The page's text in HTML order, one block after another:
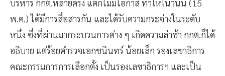
บริหาร กกต.หลายครั้ง แต่ก็ไม่มีโอกาส ทำให้ในวันนี้ (15
พ.ค.) ได้มีการสื่อสารกัน และได้รับความกระจ่างในระดับ
หนึ่ง ซึ่งที่ผ่านมากระบวนการต่าง ๆ เกิดความล่าช้า กกต.ก็ได้
อธิบาย แต่ร้อยตำรวจเอกชนินทร์ น้อยเล็ก รองเลขาธิการ
คณะกรรมการการเลือกตั้ง เป็นรองเลขาธิการฯ และเป็น